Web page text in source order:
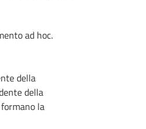
ad hoc.
della
della
la